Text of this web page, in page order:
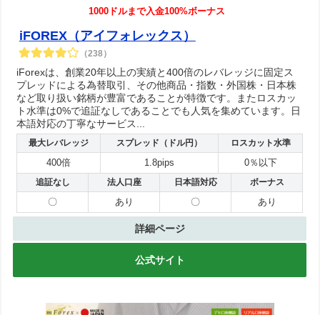
1000ドルまで入金100%ボーナス
iFOREX（アイフォレックス）
（238）
iForexは、創業20年以上の実績と400倍のレバレッジに固定ス
プレッドによる為替取引、その他商品・指数・外国株・日本株
など取り扱い銘柄が豊富であることが特徴です。またロスカッ
ト水準は0%で追証なしであることでも人気を集めています。日
本語対応の丁寧なサービス...
最大レバレッジ スプレッド（ドル円） ロスカット水準
400倍 1.8pips 0％以下
追証なし 法人口座 日本語対応 ボーナス
〇 あり 〇 あり
詳細ページ
公式サイト